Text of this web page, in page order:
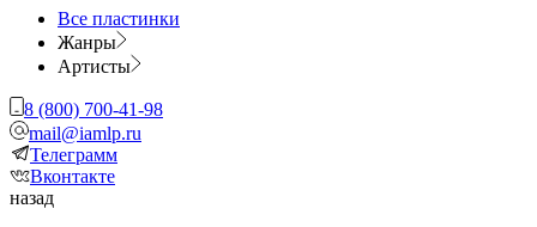
Все пластинки
Жанры
Артисты
8 (800) 700-41-98
mail@iamlp.ru
Телеграмм
Вконтакте
назад